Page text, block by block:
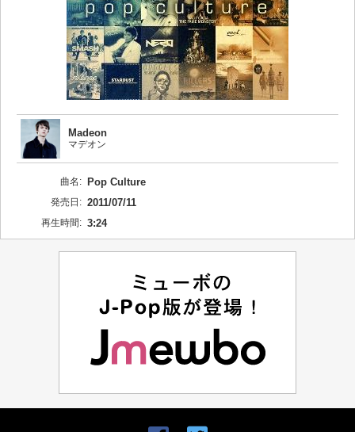
Madeon
マデオン
曲名: Pop Culture
発売日: 2011/07/11
再生時間: 3:24